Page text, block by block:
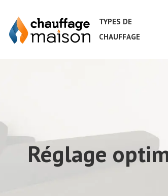
TYPES DE
CHAUFFAGE
Réglage